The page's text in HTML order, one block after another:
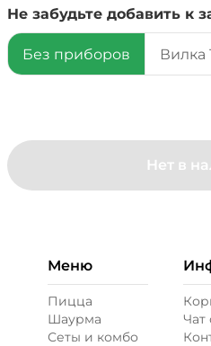
Не забудьте добавить к
Без приборов Вилка
Нет в
Меню
Пицца
Шаурма
Сеты и комбо
Чат